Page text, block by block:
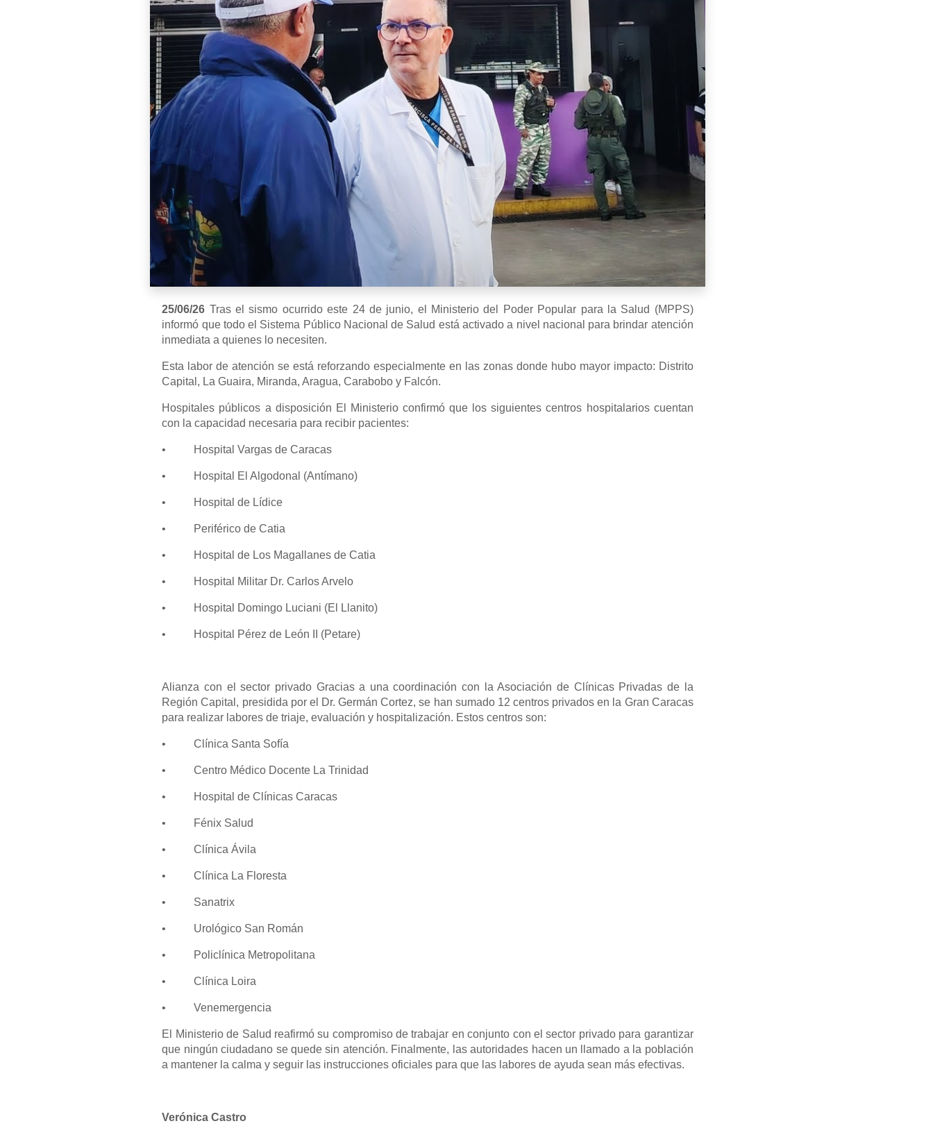
25/06/26 Tras el sismo ocurrido este 24 de junio, el Ministerio del Poder Popular para la Salud (MPPS)
informó que todo el Sistema Público Nacional de Salud está activado a nivel nacional para brindar atención
inmediata a quienes lo necesiten.
Esta labor de atención se está reforzando especialmente en las zonas donde hubo mayor impacto: Distrito
Capital, La Guaira, Miranda, Aragua, Carabobo y Falcón.
Hospitales públicos a disposición El Ministerio confirmó que los siguientes centros hospitalarios cuentan
con la capacidad necesaria para recibir pacientes:
• Hospital Vargas de Caracas
• Hospital El Algodonal (Antímano)
• Hospital de Lídice
• Periférico de Catia
• Hospital de Los Magallanes de Catia
• Hospital Militar Dr. Carlos Arvelo
• Hospital Domingo Luciani (El Llanito)
• Hospital Pérez de León II (Petare)
Alianza con el sector privado Gracias a una coordinación con la Asociación de Clínicas Privadas de la
Región Capital, presidida por el Dr. Germán Cortez, se han sumado 12 centros privados en la Gran Caracas
para realizar labores de triaje, evaluación y hospitalización. Estos centros son:
• Clínica Santa Sofía
• Centro Médico Docente La Trinidad
• Hospital de Clínicas Caracas
• Fénix Salud
• Clínica Ávila
• Clínica La Floresta
• Sanatrix
• Urológico San Román
• Policlínica Metropolitana
• Clínica Loira
• Venemergencia
El Ministerio de Salud reafirmó su compromiso de trabajar en conjunto con el sector privado para garantizar
que ningún ciudadano se quede sin atención. Finalmente, las autoridades hacen un llamado a la población
a mantener la calma y seguir las instrucciones oficiales para que las labores de ayuda sean más efectivas.
Verónica Castro